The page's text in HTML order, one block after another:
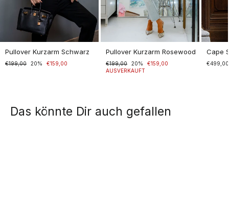
Pullover Kurzarm Schwarz
Normaler
€199,00
Sonderpreis20% €159,00
Pullover Kurzarm Rosewood
Normaler
Preis
€199,00
Sonderpreis20%
€159,00
AUSVERKAUFT
Cape
€499,00
Das könnte Dir auch gefallen